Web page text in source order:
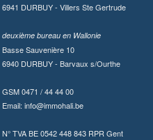
6941 DURBUY - Villers Ste Gertrude
deuxième bureau en Wallonie
Basse Sauvenière 10
6940 DURBUY - Barvaux s/Ourthe
GSM 0471 / 44 44 00
Email: info@immohali.be
N° TVA BE 0542 448 843 RPR Gent